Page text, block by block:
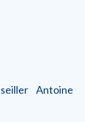
Antoine